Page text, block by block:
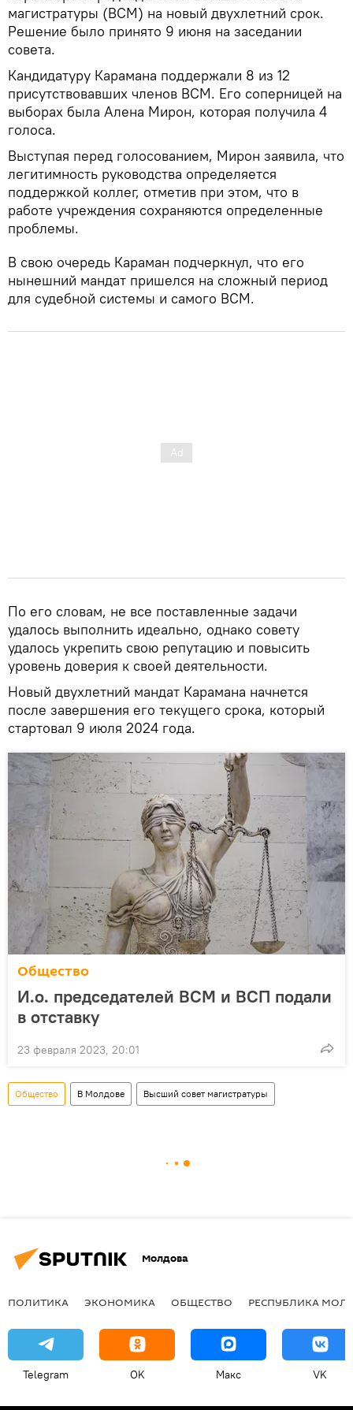
магистратуры (ВСМ) на новый двухлетний срок.
Решение было принято 9 июня на заседании
совета.
Кандидатуру Карамана поддержали 8 из 12
присутствовавших членов ВСМ. Его соперницей на
выборах была Алена Мирон, которая получила 4
голоса.
Выступая перед голосованием, Мирон заявила, что
легитимность руководства определяется
поддержкой коллег, отметив при этом, что в
работе учреждения сохраняются определенные
проблемы.
В свою очередь Караман подчеркнул, что его
нынешний мандат пришелся на сложный период
для судебной системы и самого ВСМ.
По его словам, не все поставленные задачи
удалось выполнить идеально, однако совету
удалось укрепить свою репутацию и повысить
уровень доверия к своей деятельности.
Новый двухлетний мандат Карамана начнется
после завершения его текущего срока, который
стартовал 9 июля 2024 года.
Общество
И.о. председателей ВСМ и ВСП подали
в отставку
23 февраля 2023, 20:01
Общество В Молдове Высший совет магистратуры
Молдова
ПОЛИТИКА ЭКОНОМИКА ОБЩЕСТВО РЕСПУБЛИКА
Telegram OK Макс VK